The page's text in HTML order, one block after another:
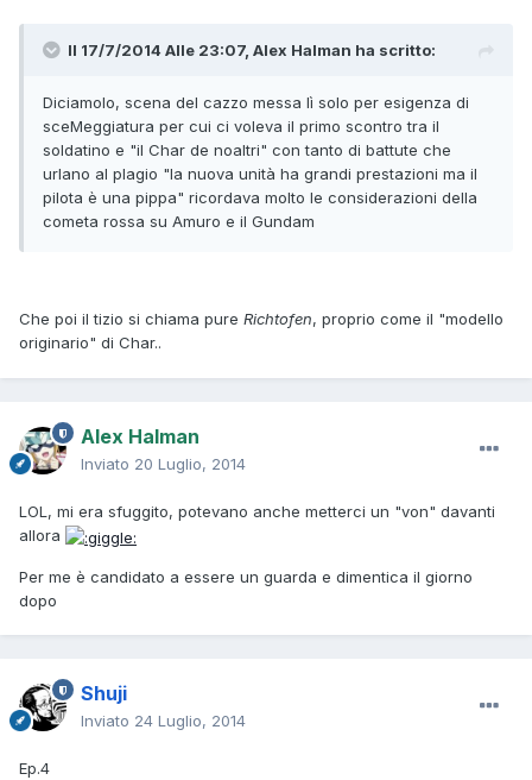
Il 17/7/2014 Alle 23:07, Alex Halman ha scritto:
Diciamolo, scena del cazzo messa lì solo per esigenza di
sceMeggiatura per cui ci voleva il primo scontro tra il
soldatino e "il Char de noaltri" con tanto di battute che
urlano al plagio "la nuova unità ha grandi prestazioni ma il
pilota è una pippa" ricordava molto le considerazioni della
cometa rossa su Amuro e il Gundam
Che poi il tizio si chiama pure Richtofen, proprio come il "modello
originario" di Char..
Alex Halman
Inviato 20 Luglio, 2014
LOL, mi era sfuggito, potevano anche metterci un "von" davanti
allora
Per me è candidato a essere un guarda e dimentica il giorno
dopo
Shuji
Inviato 24 Luglio, 2014
Ep.4